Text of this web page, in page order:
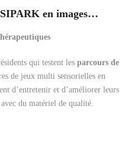
en images…
qui testent les parcours de
de jeux multi sensorielles en
d’entretenir et d’améliorer leurs
du matériel de qualité.